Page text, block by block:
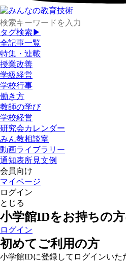
タグ検索▶
全記事一覧
特集・連載
授業改善
学級経営
学校行事
働き方
教師の学び
学校経営
研究会カレンダー
みん教相談室
動画ライブラリー
通知表所見文例
会員向け
マイページ
ログイン
とじる
小学館IDをお持ちの
ログイン
初めてご利用の方
小学館IDに登録してログインいた